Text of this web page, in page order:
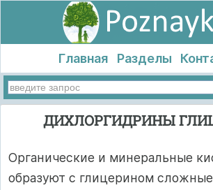
Главная Разделы
ДИХЛОРГИДРИНЫ
Органические и минеральные
образуют с глицерином